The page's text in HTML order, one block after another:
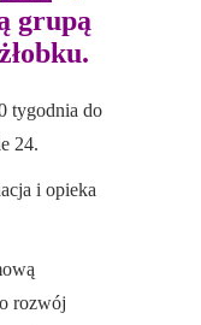
grupą
tygodnia do
24.
i opieka
rozwój